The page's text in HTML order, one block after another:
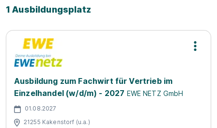
1 Ausbildungsplatz
Ausbildung zum Fachwirt für Vertrieb im
Einzelhandel (w/d/m) - 2027 EWE NETZ GmbH
01.08.2027
21255 Kakenstorf (u.a.)